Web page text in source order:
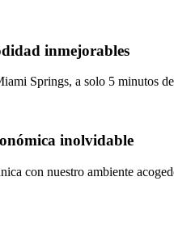
inmejorables
Springs, a solo 5 minutos
inolvidable
con nuestro ambiente